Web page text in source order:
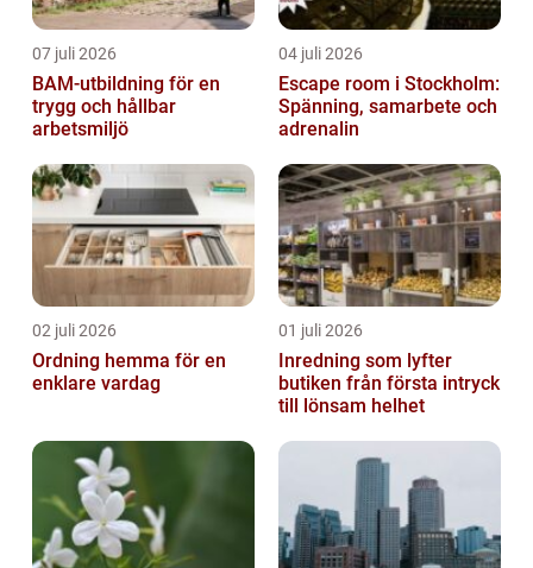
07 juli 2026
BAM-utbildning för en
trygg och hållbar
arbetsmiljö
04 juli 2026
Escape room i Stockholm:
Spänning, samarbete och
adrenalin
02 juli 2026
Ordning hemma för en
enklare vardag
01 juli 2026
Inredning som lyfter
butiken från första intryck
till lönsam helhet